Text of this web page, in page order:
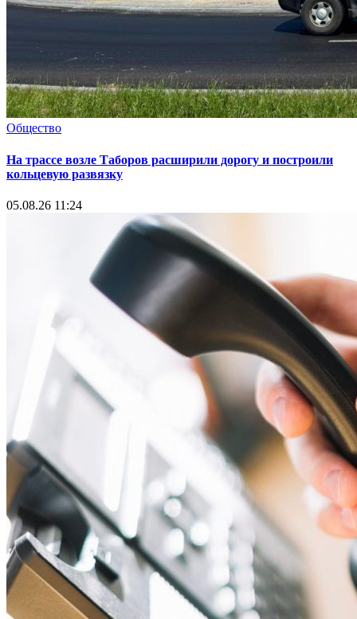
Общество
На трассе возле Таборов расширили дорогу и построили
кольцевую развязку
05.08.26 11:24